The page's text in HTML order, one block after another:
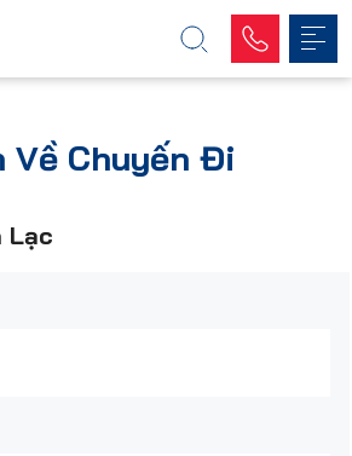
Về Chuyến Đi
Lạc